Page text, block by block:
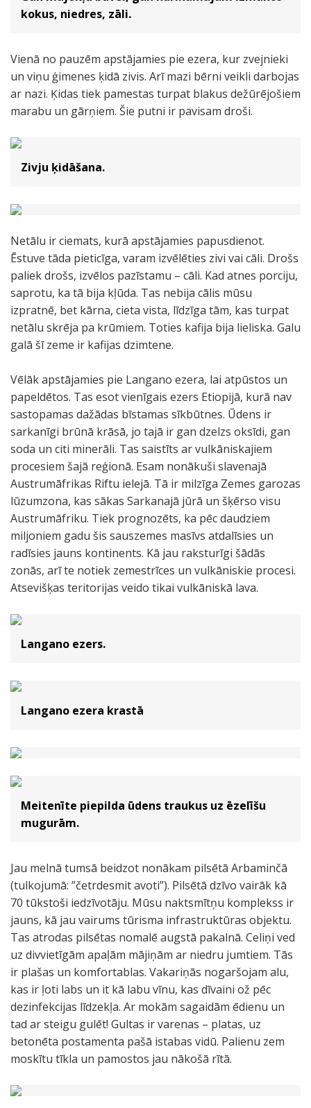
kokus, niedres, zāli.
Vienā no pauzēm apstājamies pie ezera, kur zvejnieki
un viņu ģimenes ķidā zivis. Arī mazi bērni veikli darbojas
ar nazi. Ķidas tiek pamestas turpat blakus dežūrējošiem
marabu un gārņiem. Šie putni ir pavisam droši.
Zivju ķidāšana.
Netālu ir ciemats, kurā apstājamies papusdienot.
Ēstuve tāda pieticīga, varam izvēlēties zivi vai cāli. Drošs
paliek drošs, izvēlos pazīstamu – cāli. Kad atnes porciju,
saprotu, ka tā bija kļūda. Tas nebija cālis mūsu
izpratnē, bet kārna, cieta vista, līdzīga tām, kas turpat
netālu skrēja pa krūmiem. Toties kafija bija lieliska. Galu
galā šī zeme ir kafijas dzimtene.
Vēlāk apstājamies pie Langano ezera, lai atpūstos un
papeldētos. Tas esot vienīgais ezers Etiopijā, kurā nav
sastopamas dažādas bīstamas sīkbūtnes. Ūdens ir
sarkanīgi brūnā krāsā, jo tajā ir gan dzelzs oksīdi, gan
soda un citi minerāli. Tas saistīts ar vulkāniskajiem
procesiem šajā reģionā. Esam nonākuši slavenajā
Austrumāfrikas Riftu ielejā. Tā ir milzīga Zemes garozas
lūzumzona, kas sākas Sarkanajā jūrā un šķērso visu
Austrumāfriku. Tiek prognozēts, ka pēc daudziem
miljoniem gadu šis sauszemes masīvs atdalīsies un
radīsies jauns kontinents. Kā jau raksturīgi šādās
zonās, arī te notiek zemestrīces un vulkāniskie procesi.
Atsevišķas teritorijas veido tikai vulkāniskā lava.
Langano ezers.
Langano ezera krastā
Meitenīte piepilda ūdens traukus uz ēzelīšu
mugurām.
Jau melnā tumsā beidzot nonākam pilsētā Arbaminčā
(tulkojumā: ”četrdesmit avoti”). Pilsētā dzīvo vairāk kā
70 tūkstoši iedzīvotāju. Mūsu naktsmītņu komplekss ir
jauns, kā jau vairums tūrisma infrastruktūras objektu.
Tas atrodas pilsētas nomalē augstā pakalnā. Celiņi ved
uz divvietīgām apaļām mājiņām ar niedru jumtiem. Tās
ir plašas un komfortablas. Vakariņās nogaršojam alu,
kas ir ļoti labs un it kā labu vīnu, kas dīvaini ož pēc
dezinfekcijas līdzekļa. Ar mokām sagaidām ēdienu un
tad ar steigu gulēt! Gultas ir varenas – platas, uz
betonēta postamenta pašā istabas vidū. Palienu zem
moskītu tīkla un pamostos jau nākošā rītā.